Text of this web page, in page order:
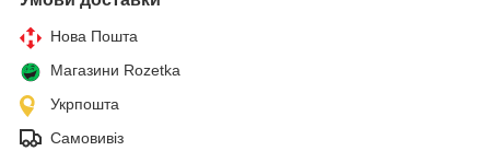
Нова Пошта
Магазини Rozetka
Укрпошта
Самовивіз